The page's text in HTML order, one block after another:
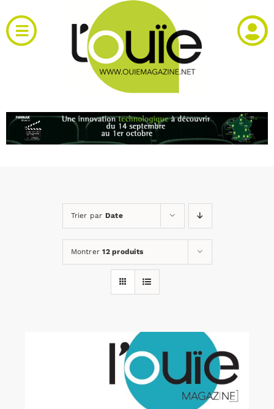
au
contenu
Toggle
Navigation
RH et emploi
Trier par Date
Montrer12 produits